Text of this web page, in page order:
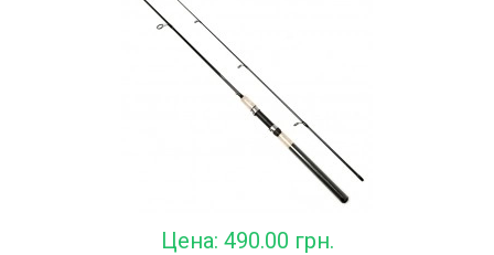
Цена: 490.00 грн.